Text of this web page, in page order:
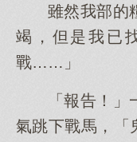
雖然我部的
竭，但是我已
戰……」
「報告！
氣跳下戰馬，「